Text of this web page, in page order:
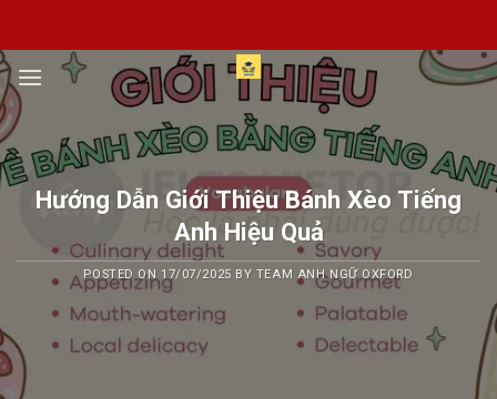
content
Hướng Dẫn Giới Thiệu Bánh Xèo Tiếng
Anh Hiệu Quả
POSTED ON 17/07/2025 BY TEAM ANH NGỮ OXFORD